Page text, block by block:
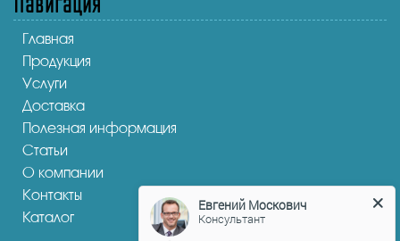
Главная
Продукция
Услуги
Доставка
Полезная информация
Статьи
О компании
Контакты
Каталог
Евгений Москович
Консультант